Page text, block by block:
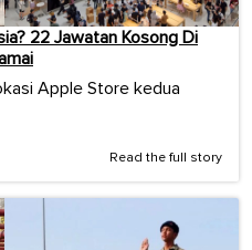
22 Jawatan Kosong Di
Apple Store kedua
Read the full story